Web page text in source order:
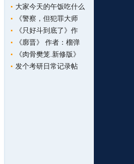
大家今天的午饭吃什么
《警察，但犯罪大师
《只好斗到底了》作
《廓晋》 作者：榴弹
《肉骨樊笼.新修版》
发个考研日常记录帖